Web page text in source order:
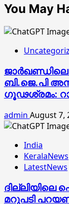
You May
ജാര്‍ഖണ്ഡിലെ
ബി.ജെ.പി
ഗൂഢശ്രമം:
admin August 7,
India
KeralaNews
LatestNews
ദില്ലിയിലെ
മറുപടി